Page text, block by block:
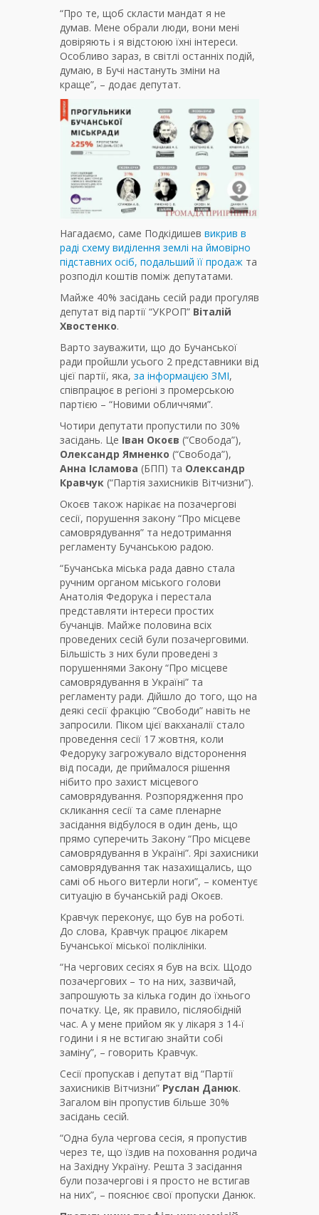
“Про те, щоб скласти мандат я не
думав. Мене обрали люди, вони мені
довіряють і я відстоюю їхні інтереси.
Особливо зараз, в світлі останніх подій,
думаю, в Бучі настануть зміни на
краще”, – додає депутат.
Нагадаємо, саме Подкідишев викрив в
раді схему виділення землі на ймовірно
підставних осіб, подальший її продаж та
розподіл коштів поміж депутатами.
Майже 40% засідань сесій ради прогуляв
депутат від партії “УКРОП” Віталій
Хвостенко.
Варто зауважити, що до Бучанської
ради пройшли усього 2 представники від
цієї партії, яка, за інформацією ЗМІ,
співпрацює в регіоні з промерською
партією – “Новими обличчями”.
Чотири депутати пропустили по 30%
засідань. Це Іван Окоєв (“Свобода”),
Олександр Ямненко (“Свобода”),
Анна Ісламова (БПП) та Олександр
Кравчук (“Партія захисників Вітчизни”).
Окоєв також нарікає на позачергові
сесії, порушення закону “Про місцеве
самоврядування” та недотримання
регламенту Бучанською радою.
“Бучанська міська рада давно стала
ручним органом міського голови
Анатолія Федорука і перестала
представляти інтереси простих
бучанців. Майже половина всіх
проведених сесій були позачерговими.
Більшість з них були проведені з
порушеннями Закону “Про місцеве
самоврядування в Україні” та
регламенту ради. Дійшло до того, що на
деякі сесії фракцію “Свободи” навіть не
запросили. Піком цієї вакханалії стало
проведення сесії 17 жовтня, коли
Федоруку загрожувало відсторонення
від посади, де приймалося рішення
нібито про захист місцевого
самоврядування. Розпорядження про
скликання сесії та саме пленарне
засідання відбулося в один день, що
прямо суперечить Закону “Про місцеве
самоврядування в Україні”. Ярі захисники
самоврядування так назахищались, що
самі об нього витерли ноги”, – коментує
ситуацію в бучанській раді Окоєв.
Кравчук переконує, що був на роботі.
До слова, Кравчук працює лікарем
Бучанської міської поліклініки.
“На чергових сесіях я був на всіх. Щодо
позачергових – то на них, зазвичай,
запрошують за кілька годин до їхнього
початку. Це, як правило, післяобідній
час. А у мене прийом як у лікаря з 14-ї
години і я не встигаю знайти собі
заміну”, – говорить Кравчук.
Сесії пропускав і депутат від “Партії
захисників Вітчизни” Руслан Данюк.
Загалом він пропустив більше 30%
засідань сесій.
“Одна була чергова сесія, я пропустив
через те, що їздив на поховання родича
на Західну Україну. Решта 3 засідання
були позачергові і я просто не встигав
на них”, – пояснює свої пропуски Данюк.